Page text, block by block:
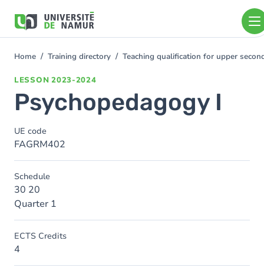
main
You
Home Training directory Teaching qualification for upper
LESSON 2023-2024
Psychopedagogy I
UE code
FAGRM402
Schedule
30 20
Quarter 1
ECTS Credits
4